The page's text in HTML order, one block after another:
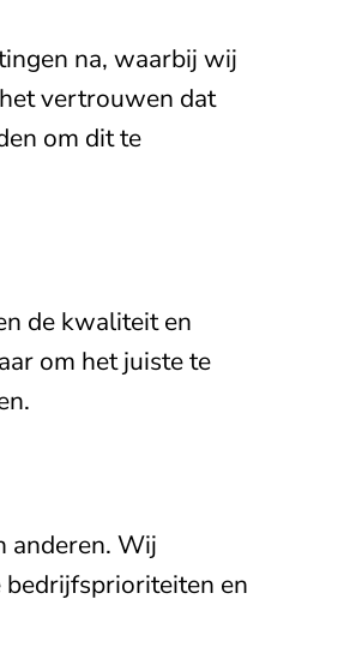
na, waarbij wij
vertrouwen dat
om dit te
de kwaliteit en
om het juiste te
anderen. Wij
bedrijfsprioriteiten en